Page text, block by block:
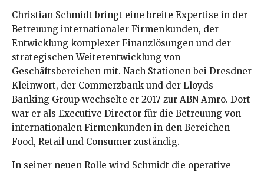
Christian Schmidt bringt eine breite Expertise in der
Betreuung internationaler Firmenkunden, der
Entwicklung komplexer Finanzlösungen und der
strategischen Weiterentwicklung von
Geschäftsbereichen mit. Nach Stationen bei Dresdner
Kleinwort, der Commerzbank und der Lloyds
Banking Group wechselte er 2017 zur ABN Amro. Dort
war er als Executive Director für die Betreuung von
internationalen Firmenkunden in den Bereichen
Food, Retail und Consumer zuständig.
In seiner neuen Rolle wird Schmidt die operative